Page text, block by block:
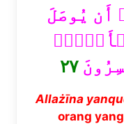
أَن يُوصَلَ
٢٧
Allażīna yanqu
orang